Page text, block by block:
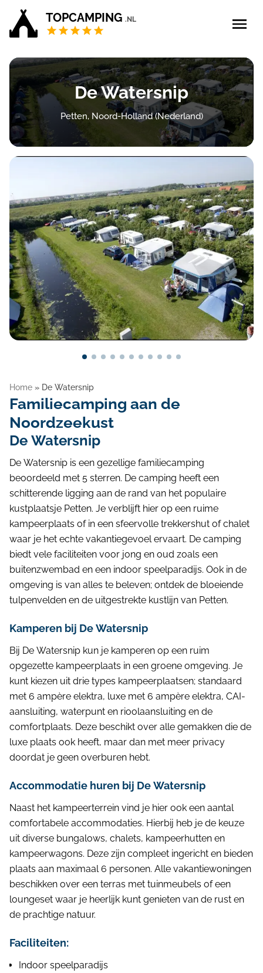
TOPCAMPING .NL
Blog
5 sterren campings
4 sterren campings
Bedrijf aanmelden
Blog
De Watersnip
Petten, Noord-Holland (Nederland)
Home » De Watersnip
Familiecamping aan de
Noordzeekust
De Watersnip
De Watersnip is een gezellige familiecamping
beoordeeld met 5 sterren. De camping heeft een
schitterende ligging aan de rand van het populaire
kustplaatsje Petten. Je verblijft hier op een ruime
kampeerplaats of in een sfeervolle trekkershut of chalet
waar je het echte vakantiegevoel ervaart. De camping
biedt vele faciliteiten voor jong en oud zoals een
buitenzwembad en een indoor speelparadijs. Ook in de
omgeving is van alles te beleven; ontdek de bloeiende
tulpenvelden en de uitgestrekte kustlijn van Petten.
Kamperen bij De Watersnip
Bij De Watersnip kun je kamperen op een ruim
opgezette kampeerplaats in een groene omgeving. Je
kunt kiezen uit drie types kampeerplaatsen; standaard
met 6 ampère elektra, luxe met 6 ampère elektra, CAI-
aansluiting, waterpunt en rioolaansluiting en de
comfortplaats. Deze beschikt over alle gemakken die de
luxe plaats ook heeft, maar dan met meer privacy
doordat je geen overburen hebt.
Accommodatie huren bij De Watersnip
Naast het kampeerterrein vind je hier ook een aantal
comfortabele accommodaties. Hierbij heb je de keuze
uit diverse bungalows, chalets, kampeerhutten en
kampeerwagons. Deze zijn compleet ingericht en bieden
plaats aan maximaal 6 personen. Alle vakantiewoningen
beschikken over een terras met tuinmeubels of een
loungeset waar je heerlijk kunt genieten van de rust en
de prachtige natuur.
Faciliteiten:
Indoor speelparadijs